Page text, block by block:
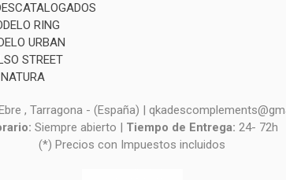
RING
URBAN
STREET
NATURA
, Tarragona - (España) |
Siempre abierto | Tiempo de Entrega: 24- 72h
(*) Precios con Impuestos incluidos